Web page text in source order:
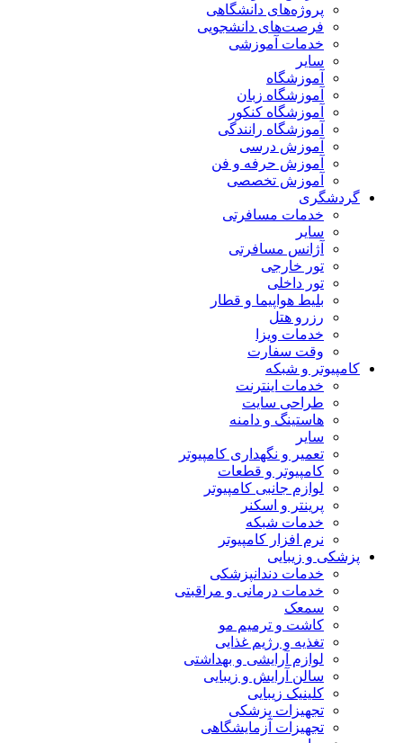
پروژه‌های دانشگاهی
فرصت‌های دانشجویی
خدمات آموزشی
سایر
آموزشگاه
آموزشگاه زبان
آموزشگاه کنکور
آموزشگاه رانندگی
آموزش درسی
آموزش حرفه و فن
آموزش تخصصی
گردشگری
خدمات مسافرتی
سایر
آژانس مسافرتی
تور خارجی
تور داخلی
بلیط هواپیما و قطار
رزرو هتل
خدمات ویزا
وقت سفارت
کامپیوتر و شبکه
خدمات اینترنت
طراحی سایت
هاستینگ و دامنه
سایر
تعمیر و نگهداری کامپیوتر
کامپیوتر و قطعات
لوازم جانبی کامپیوتر
پرینتر و اسکنر
خدمات شبکه
نرم افزار کامپیوتر
پزشکی و زیبایی
خدمات دندانپزشکی
خدمات درمانی و مراقبتی
سمعک
کاشت و ترمیم مو
تغذیه و رژیم غذایی
لوازم آرایشی و بهداشتی
سالن آرایش و زیبایی
کلینیک زیبایی
تجهیزات پزشکی
تجهیزات آزمایشگاهی